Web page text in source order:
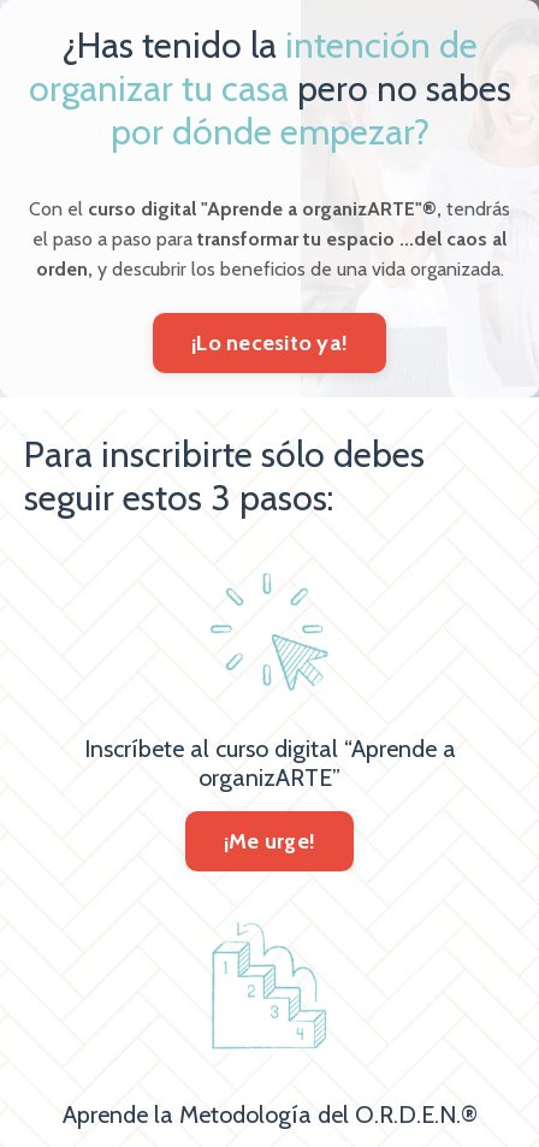
¿Has tenido la intención de
organizar tu casa pero no sabes
por dónde empezar?
Con el curso digital "Aprende a organizARTE"®, tendrás
el paso a paso para transformar tu espacio ...del caos al
orden, y descubrir los beneficios de una vida organizada.
¡Lo necesito ya!
Para inscribirte sólo debes
seguir estos 3 pasos:
Inscríbete al curso digital “Aprende a
organizARTE”
¡Me urge!
Aprende la Metodología del O.R.D.E.N.®